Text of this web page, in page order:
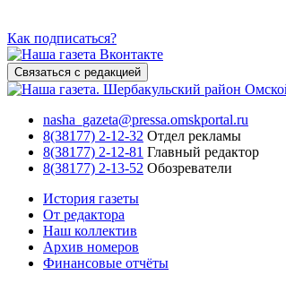
Как подписаться?
Связаться с редакцией
nasha_gazeta@pressa.omskportal.ru
8(38177) 2-12-32 Отдел рекламы
8(38177) 2-12-81 Главный редактор
8(38177) 2-13-52 Обозреватели
История газеты
От редактора
Наш коллектив
Архив номеров
Финансовые отчёты